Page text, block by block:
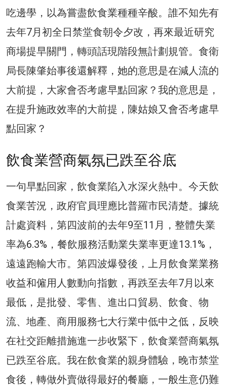
吃邊學，以為嘗盡飲食業種種辛酸。誰不知先有
去年7月初全日禁堂食朝令夕改，再來最近研究
商場提早關門，轉頭話現階段無計劃規管。食衛
局長陳肇始事後還解釋，她的意思是在減人流的
大前提，大家會否考慮早點回家？我的意思是，
在提升施政效率的大前提，陳姑娘又會否考慮早
點回家？
飲食業營商氣氛已跌至谷底
一句早點回家，飲食業陷入水深火熱中。今天飲
食業苦況，政府官員理應比普羅市民清楚。據統
計處資料，第四波前的去年9至11月，整體失業
率為6.3%，餐飲服務活動業失業率更達13.1%，
遠遠跑輸大市。第四波爆發後，上月飲食業業務
收益和僱用人數動向指數，再跌至去年7月以來
最低，是批發、零售、進出口貿易、飲食、物
流、地產、商用服務七大行業中低中之低，反映
在社交距離措施進一步收緊下，飲食業營商氣氛
已跌至谷底。我在飲食業的親身體驗，晚市禁堂
食後，轉做外賣做得最好的餐廳，一般生意仍難